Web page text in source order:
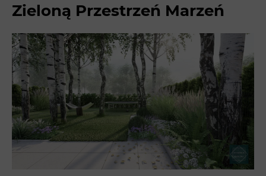
Zieloną Przestrzeń Marzeń